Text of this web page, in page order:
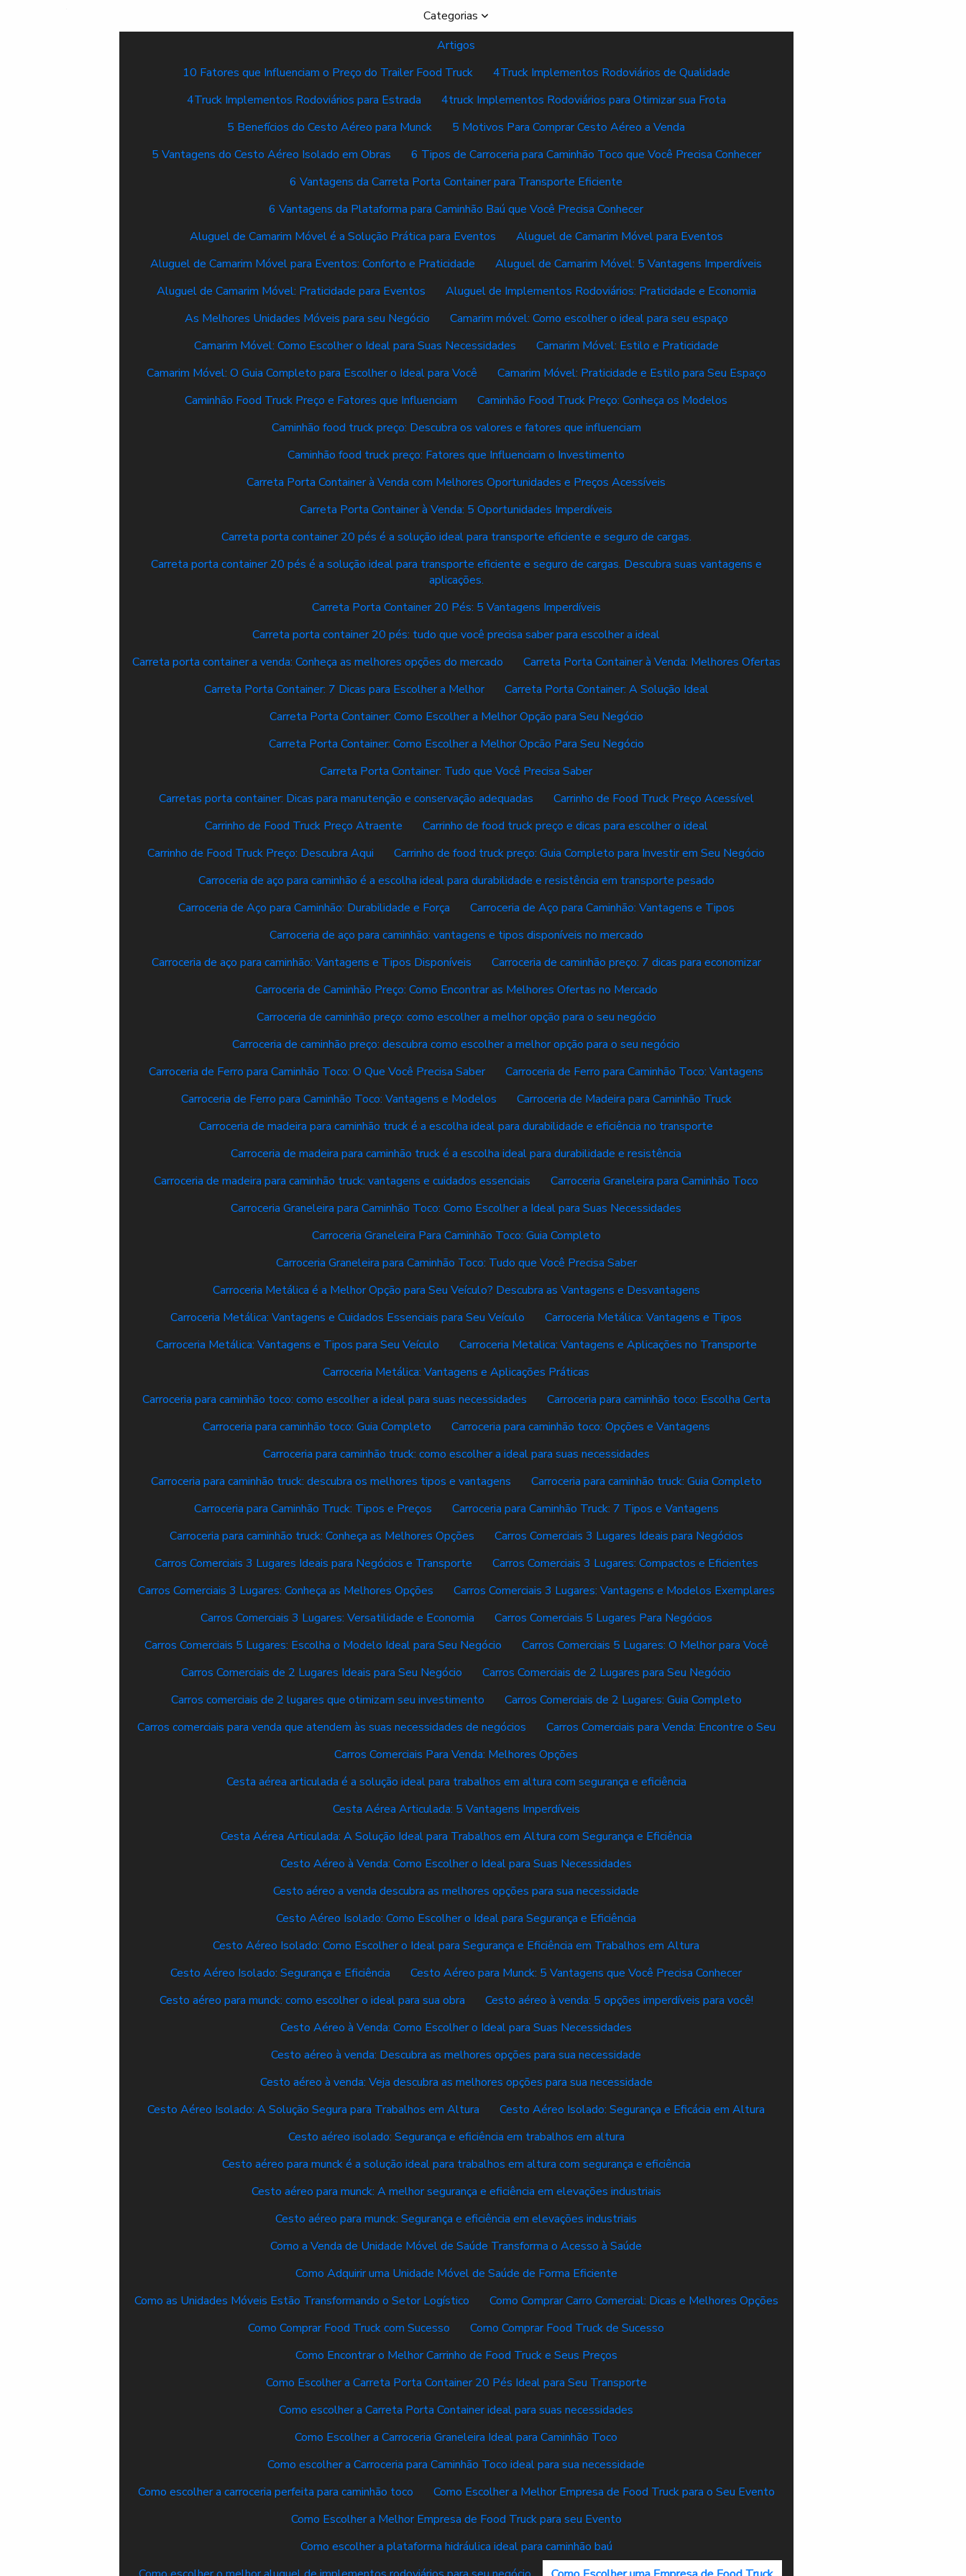
Categorias
Artigos
10 Fatores que Influenciam o Preço do Trailer Food Truck
4Truck Implementos Rodoviários de Qualidade
4Truck Implementos Rodoviários para Estrada
4truck Implementos Rodoviários para Otimizar sua Frota
5 Benefícios do Cesto Aéreo para Munck
5 Motivos Para Comprar Cesto Aéreo a Venda
5 Vantagens do Cesto Aéreo Isolado em Obras
6 Tipos de Carroceria para Caminhão Toco que Você Precisa Conhecer
6 Vantagens da Carreta Porta Container para Transporte Eficiente
6 Vantagens da Plataforma para Caminhão Baú que Você Precisa Conhecer
Aluguel de Camarim Móvel é a Solução Prática para Eventos
Aluguel de Camarim Móvel para Eventos
Aluguel de Camarim Móvel para Eventos: Conforto e Praticidade
Aluguel de Camarim Móvel: 5 Vantagens Imperdíveis
Aluguel de Camarim Móvel: Praticidade para Eventos
Aluguel de Implementos Rodoviários: Praticidade e Economia
As Melhores Unidades Móveis para seu Negócio
Camarim móvel: Como escolher o ideal para seu espaço
Camarim Móvel: Como Escolher o Ideal para Suas Necessidades
Camarim Móvel: Estilo e Praticidade
Camarim Móvel: O Guia Completo para Escolher o Ideal para Você
Camarim Móvel: Praticidade e Estilo para Seu Espaço
Caminhão Food Truck Preço e Fatores que Influenciam
Caminhão Food Truck Preço: Conheça os Modelos
Caminhão food truck preço: Descubra os valores e fatores que influenciam
Caminhão food truck preço: Fatores que Influenciam o Investimento
Carreta Porta Container à Venda com Melhores Oportunidades e Preços Acessíveis
Carreta Porta Container à Venda: 5 Oportunidades Imperdíveis
Carreta porta container 20 pés é a solução ideal para transporte eficiente e seguro de cargas.
Carreta porta container 20 pés é a solução ideal para transporte eficiente e seguro de cargas. Descubra suas vantagens e
aplicações.
Carreta Porta Container 20 Pés: 5 Vantagens Imperdíveis
Carreta porta container 20 pés: tudo que você precisa saber para escolher a ideal
Carreta porta container a venda: Conheça as melhores opções do mercado
Carreta Porta Container à Venda: Melhores Ofertas
Carreta Porta Container: 7 Dicas para Escolher a Melhor
Carreta Porta Container: A Solução Ideal
Carreta Porta Container: Como Escolher a Melhor Opção para Seu Negócio
Carreta Porta Container: Como Escolher a Melhor Opcão Para Seu Negócio
Carreta Porta Container: Tudo que Você Precisa Saber
Carretas porta container: Dicas para manutenção e conservação adequadas
Carrinho de Food Truck Preço Acessível
Carrinho de Food Truck Preço Atraente
Carrinho de food truck preço e dicas para escolher o ideal
Carrinho de Food Truck Preço: Descubra Aqui
Carrinho de food truck preço: Guia Completo para Investir em Seu Negócio
Carroceria de aço para caminhão é a escolha ideal para durabilidade e resistência em transporte pesado
Carroceria de Aço para Caminhão: Durabilidade e Força
Carroceria de Aço para Caminhão: Vantagens e Tipos
Carroceria de aço para caminhão: vantagens e tipos disponíveis no mercado
Carroceria de aço para caminhão: Vantagens e Tipos Disponíveis
Carroceria de caminhão preço: 7 dicas para economizar
Carroceria de Caminhão Preço: Como Encontrar as Melhores Ofertas no Mercado
Carroceria de caminhão preço: como escolher a melhor opção para o seu negócio
Carroceria de caminhão preço: descubra como escolher a melhor opção para o seu negócio
Carroceria de Ferro para Caminhão Toco: O Que Você Precisa Saber
Carroceria de Ferro para Caminhão Toco: Vantagens
Carroceria de Ferro para Caminhão Toco: Vantagens e Modelos
Carroceria de Madeira para Caminhão Truck
Carroceria de madeira para caminhão truck é a escolha ideal para durabilidade e eficiência no transporte
Carroceria de madeira para caminhão truck é a escolha ideal para durabilidade e resistência
Carroceria de madeira para caminhão truck: vantagens e cuidados essenciais
Carroceria Graneleira para Caminhão Toco
Carroceria Graneleira para Caminhão Toco: Como Escolher a Ideal para Suas Necessidades
Carroceria Graneleira Para Caminhão Toco: Guia Completo
Carroceria Graneleira para Caminhão Toco: Tudo que Você Precisa Saber
Carroceria Metálica é a Melhor Opção para Seu Veículo? Descubra as Vantagens e Desvantagens
Carroceria Metálica: Vantagens e Cuidados Essenciais para Seu Veículo
Carroceria Metálica: Vantagens e Tipos
Carroceria Metálica: Vantagens e Tipos para Seu Veículo
Carroceria Metalica: Vantagens e Aplicações no Transporte
Carroceria Metálica: Vantagens e Aplicações Práticas
Carroceria para caminhão toco: como escolher a ideal para suas necessidades
Carroceria para caminhão toco: Escolha Certa
Carroceria para caminhão toco: Guia Completo
Carroceria para caminhão toco: Opções e Vantagens
Carroceria para caminhão truck: como escolher a ideal para suas necessidades
Carroceria para caminhão truck: descubra os melhores tipos e vantagens
Carroceria para caminhão truck: Guia Completo
Carroceria para Caminhão Truck: Tipos e Preços
Carroceria para Caminhão Truck: 7 Tipos e Vantagens
Carroceria para caminhão truck: Conheça as Melhores Opções
Carros Comerciais 3 Lugares Ideais para Negócios
Carros Comerciais 3 Lugares Ideais para Negócios e Transporte
Carros Comerciais 3 Lugares: Compactos e Eficientes
Carros Comerciais 3 Lugares: Conheça as Melhores Opções
Carros Comerciais 3 Lugares: Vantagens e Modelos Exemplares
Carros Comerciais 3 Lugares: Versatilidade e Economia
Carros Comerciais 5 Lugares Para Negócios
Carros Comerciais 5 Lugares: Escolha o Modelo Ideal para Seu Negócio
Carros Comerciais 5 Lugares: O Melhor para Você
Carros Comerciais de 2 Lugares Ideais para Seu Negócio
Carros Comerciais de 2 Lugares para Seu Negócio
Carros comerciais de 2 lugares que otimizam seu investimento
Carros Comerciais de 2 Lugares: Guia Completo
Carros comerciais para venda que atendem às suas necessidades de negócios
Carros Comerciais para Venda: Encontre o Seu
Carros Comerciais Para Venda: Melhores Opções
Cesta aérea articulada é a solução ideal para trabalhos em altura com segurança e eficiência
Cesta Aérea Articulada: 5 Vantagens Imperdíveis
Cesta Aérea Articulada: A Solução Ideal para Trabalhos em Altura com Segurança e Eficiência
Cesto Aéreo à Venda: Como Escolher o Ideal para Suas Necessidades
Cesto aéreo a venda descubra as melhores opções para sua necessidade
Cesto Aéreo Isolado: Como Escolher o Ideal para Segurança e Eficiência
Cesto Aéreo Isolado: Como Escolher o Ideal para Segurança e Eficiência em Trabalhos em Altura
Cesto Aéreo Isolado: Segurança e Eficiência
Cesto Aéreo para Munck: 5 Vantagens que Você Precisa Conhecer
Cesto aéreo para munck: como escolher o ideal para sua obra
Cesto aéreo à venda: 5 opções imperdíveis para você!
Cesto Aéreo à Venda: Como Escolher o Ideal para Suas Necessidades
Cesto aéreo à venda: Descubra as melhores opções para sua necessidade
Cesto aéreo à venda: Veja descubra as melhores opções para sua necessidade
Cesto Aéreo Isolado: A Solução Segura para Trabalhos em Altura
Cesto Aéreo Isolado: Segurança e Eficácia em Altura
Cesto aéreo isolado: Segurança e eficiência em trabalhos em altura
Cesto aéreo para munck é a solução ideal para trabalhos em altura com segurança e eficiência
Cesto aéreo para munck: A melhor segurança e eficiência em elevações industriais
Cesto aéreo para munck: Segurança e eficiência em elevações industriais
Como a Venda de Unidade Móvel de Saúde Transforma o Acesso à Saúde
Como Adquirir uma Unidade Móvel de Saúde de Forma Eficiente
Como as Unidades Móveis Estão Transformando o Setor Logístico
Como Comprar Carro Comercial: Dicas e Melhores Opções
Como Comprar Food Truck com Sucesso
Como Comprar Food Truck de Sucesso
Como Encontrar o Melhor Carrinho de Food Truck e Seus Preços
Como Escolher a Carreta Porta Container 20 Pés Ideal para Seu Transporte
Como escolher a Carreta Porta Container ideal para suas necessidades
Como Escolher a Carroceria Graneleira Ideal para Caminhão Toco
Como escolher a Carroceria para Caminhão Toco ideal para sua necessidade
Como escolher a carroceria perfeita para caminhão toco
Como Escolher a Melhor Empresa de Food Truck para o Seu Evento
Como Escolher a Melhor Empresa de Food Truck para seu Evento
Como escolher a plataforma hidráulica ideal para caminhão baú